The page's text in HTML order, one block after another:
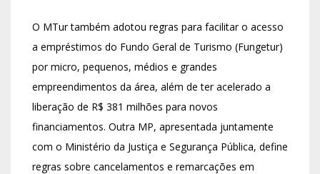
O MTur também adotou regras para facilitar o acesso
a empréstimos do Fundo Geral de Turismo (Fungetur)
por micro, pequenos, médios e grandes
empreendimentos da área, além de ter acelerado a
liberação de R$ 381 milhões para novos
financiamentos. Outra MP, apresentada juntamente
com o Ministério da Justiça e Segurança Pública, define
regras sobre cancelamentos e remarcações em